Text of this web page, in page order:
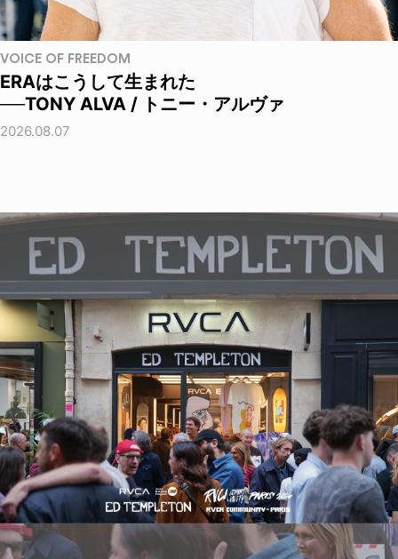
VOICE OF FREEDOM
ERAはこうして生まれた
──TONY ALVA / トニー・アルヴァ
2026.08.07